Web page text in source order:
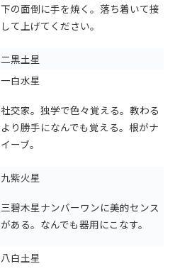
下の面倒に手を焼く。落ち着いて接
して上げてください。
二黒土星
一白水星
社交家。独学で色々覚える。教わる
より勝手になんでも覚える。根がナ
イーブ。
九紫火星
三碧木星ナンバーワンに美的センス
がある。なんでも器用にこなす。
八白土星